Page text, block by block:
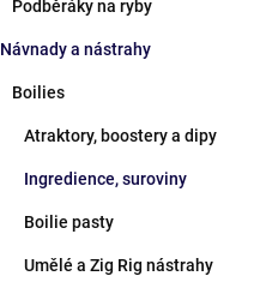
Podběráky na ryby
Návnady a nástrahy
Boilies
Atraktory, boostery a dipy
Ingredience, suroviny
Boilie pasty
Umělé a Zig Rig nástrahy